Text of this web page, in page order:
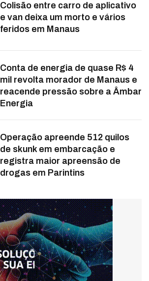
Colisão entre carro de aplicativo
e van deixa um morto e vários
feridos em Manaus
Conta de energia de quase R$ 4
mil revolta morador de Manaus e
reacende pressão sobre a Âmbar
Energia
Operação apreende 512 quilos
de skunk em embarcação e
registra maior apreensão de
drogas em Parintins